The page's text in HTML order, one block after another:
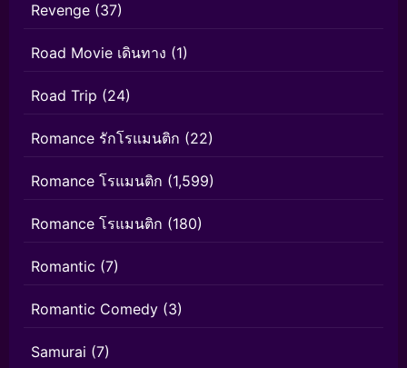
Revenge (37)
Road Movie เดินทาง (1)
Road Trip (24)
Romance รักโรแมนติก (22)
Romance โรแมนติก (1,599)
Romance โรแมนติก (180)
Romantic (7)
Romantic Comedy (3)
Samurai (7)